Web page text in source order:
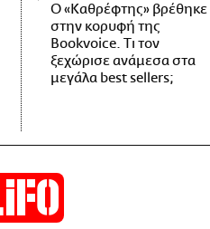
Ο «Καθρέφτης» βρέθηκε
στην κορυφή της
Bookvoice. Τι τον
ξεχώρισε ανάμεσα στα
μεγάλα best sellers;